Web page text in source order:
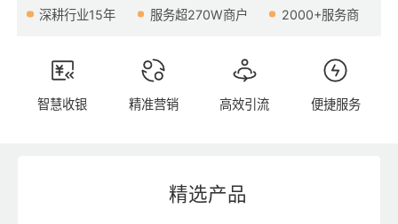
深耕行业15年 服务超270W商户 2000+服务商
智慧收银 精准营销 高效引流 便捷服务
精选产品